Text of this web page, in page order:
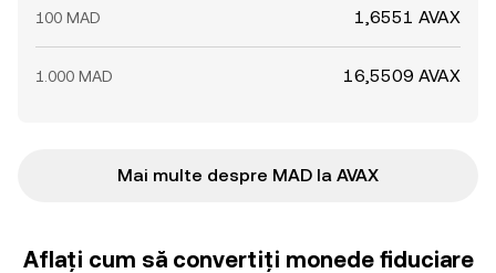
100 MAD 1,6551 AVAX
1.000 MAD 16,5509 AVAX
Mai multe despre MAD la AVAX
Aflați cum să convertiți monede fiduciare